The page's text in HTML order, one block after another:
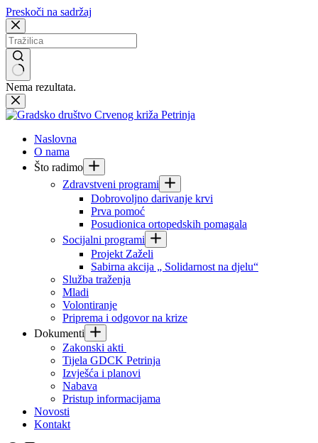
Preskoči na sadržaj
Nema rezultata.
Naslovna
O nama
Što radimo
Zdravstveni programi
Dobrovoljno darivanje krvi
Prva pomoć
Posudionica ortopedskih pomagala
Socijalni programi
Projekt Zaželi
Sabirna akcija „ Solidarnost na djelu“
Služba traženja
Mladi
Volontiranje
Priprema i odgovor na krize
Dokumenti
Zakonski akti
Tijela GDCK Petrinja
Izvješća i planovi
Nabava
Pristup informacijama
Novosti
Kontakt